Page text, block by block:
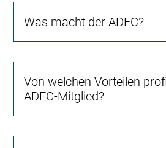
Was macht der ADFC?
Von welchen Vorteilen
ADFC-Mitglied?